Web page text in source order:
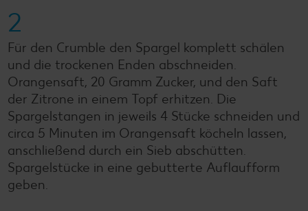
2
Für den Crumble den Spargel komplett schälen
und die trockenen Enden abschneiden.
Orangensaft, 20 Gramm Zucker, und den Saft
der Zitrone in einem Topf erhitzen. Die
Spargelstangen in jeweils 4 Stücke schneiden und
circa 5 Minuten im Orangensaft köcheln lassen,
anschließend durch ein Sieb abschütten.
Spargelstücke in eine gebutterte Auflaufform
geben.